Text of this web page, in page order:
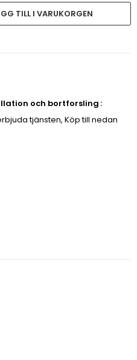
TILL I VARUKORGEN
och bortforsling
tjänsten, Köp till nedan